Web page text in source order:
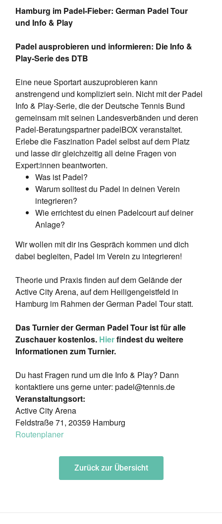
Hamburg im Padel-Fieber: German Padel Tour
und Info & Play
Padel ausprobieren und informieren: Die Info &
Play-Serie des DTB
Eine neue Sportart auszuprobieren kann
anstrengend und kompliziert sein. Nicht mit der Padel
Info & Play-Serie, die der Deutsche Tennis Bund
gemeinsam mit seinen Landesverbänden und deren
Padel-Beratungspartner padelBOX veranstaltet.
Erlebe die Faszination Padel selbst auf dem Platz
und lasse dir gleichzeitig all deine Fragen von
Expert:innen beantworten.
Was ist Padel?
Warum solltest du Padel in deinen Verein
integrieren?
Wie errichtest du einen Padelcourt auf deiner
Anlage?
Wir wollen mit dir ins Gespräch kommen und dich
dabei begleiten, Padel im Verein zu integrieren!
Theorie und Praxis finden auf dem Gelände der
Active City Arena, auf dem Heiligengeistfeld in
Hamburg im Rahmen der German Padel Tour statt.
Das Turnier der German Padel Tour ist für alle
Zuschauer kostenlos. Hierfindest du weitere
Informationen zum Turnier.
Du hast Fragen rund um die Info & Play? Dann
kontaktiere uns gerne unter: padel@tennis.de
Veranstaltungsort:
Active City Arena
Feldstraße 71, 20359 Hamburg
Routenplaner
Zurück zur Übersicht